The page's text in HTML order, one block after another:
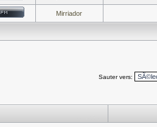
Mirriador
Sauter vers: